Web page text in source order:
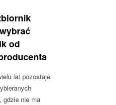
od
lat pozostaje
gdzie nie ma